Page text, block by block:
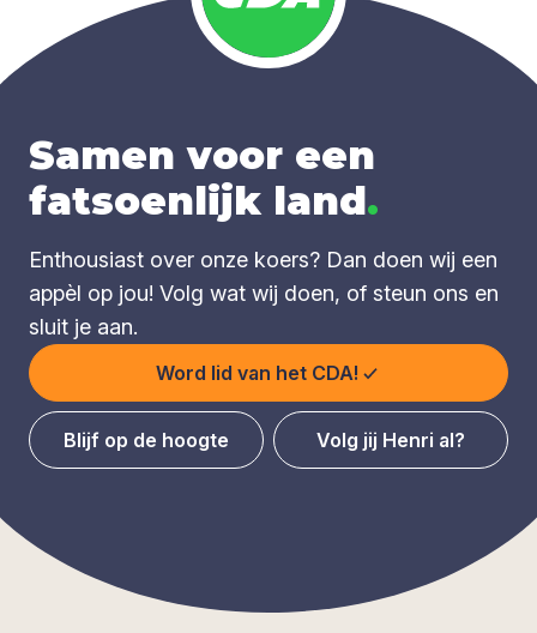
Samen voor een
fatsoenlijk land.
Enthousiast over onze koers? Dan doen wij een
appèl op jou! Volg wat wij doen, of steun ons en
sluit je aan.
Word lid van het CDA!
Blijf op de hoogte Volg jij Henri al?